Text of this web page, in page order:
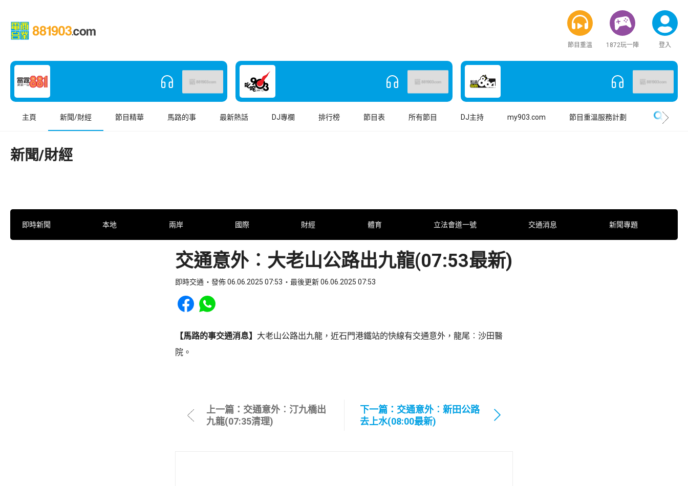
節目重溫 1872玩一陣 登入
主頁 新聞/財經 節目精華 馬路的事 最新熱話 DJ專欄 排行榜 節目表 所有節目 DJ主持 my903.com 節目重溫服務計劃
新聞/財經
即時新聞 本地 兩岸 國際 財經 體育 立法會道一號 交通消息 新聞專題
交通意外︰大老山公路出九龍(07:53最新)
即時交通 發佈 06.06.2025 07:53 最後更新 06.06.2025 07:53
Share to Facebook
Share to WhatsApp
【馬路的事交通消息】 大老山公路出九龍，近石門港鐵站的快線有交通意外，龍尾︰沙田醫
院。
上一篇：交通意外︰汀九橋出
九龍(07:35清理)
下一篇：交通意外︰新田公路
去上水(08:00最新)